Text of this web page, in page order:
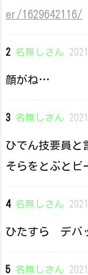
er/1629642116/
2 名無しさん
顔がね…
3 名無しさん
ひでん技要員と
そらをとぶとビ
4 名無しさん
ひたすら デバ
5 名無しさん